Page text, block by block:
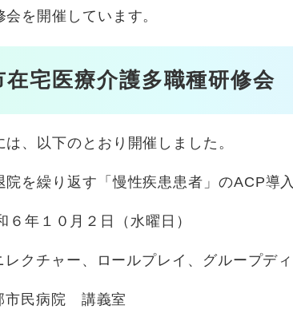
会を開催しています。
在宅医療介護多職種研修会
、以下のとおり開催しました。
を繰り返す「慢性疾患患者」のACP導
年１０月２日（水曜日）
チャー、ロールプレイ、グループディ
民病院 講義室